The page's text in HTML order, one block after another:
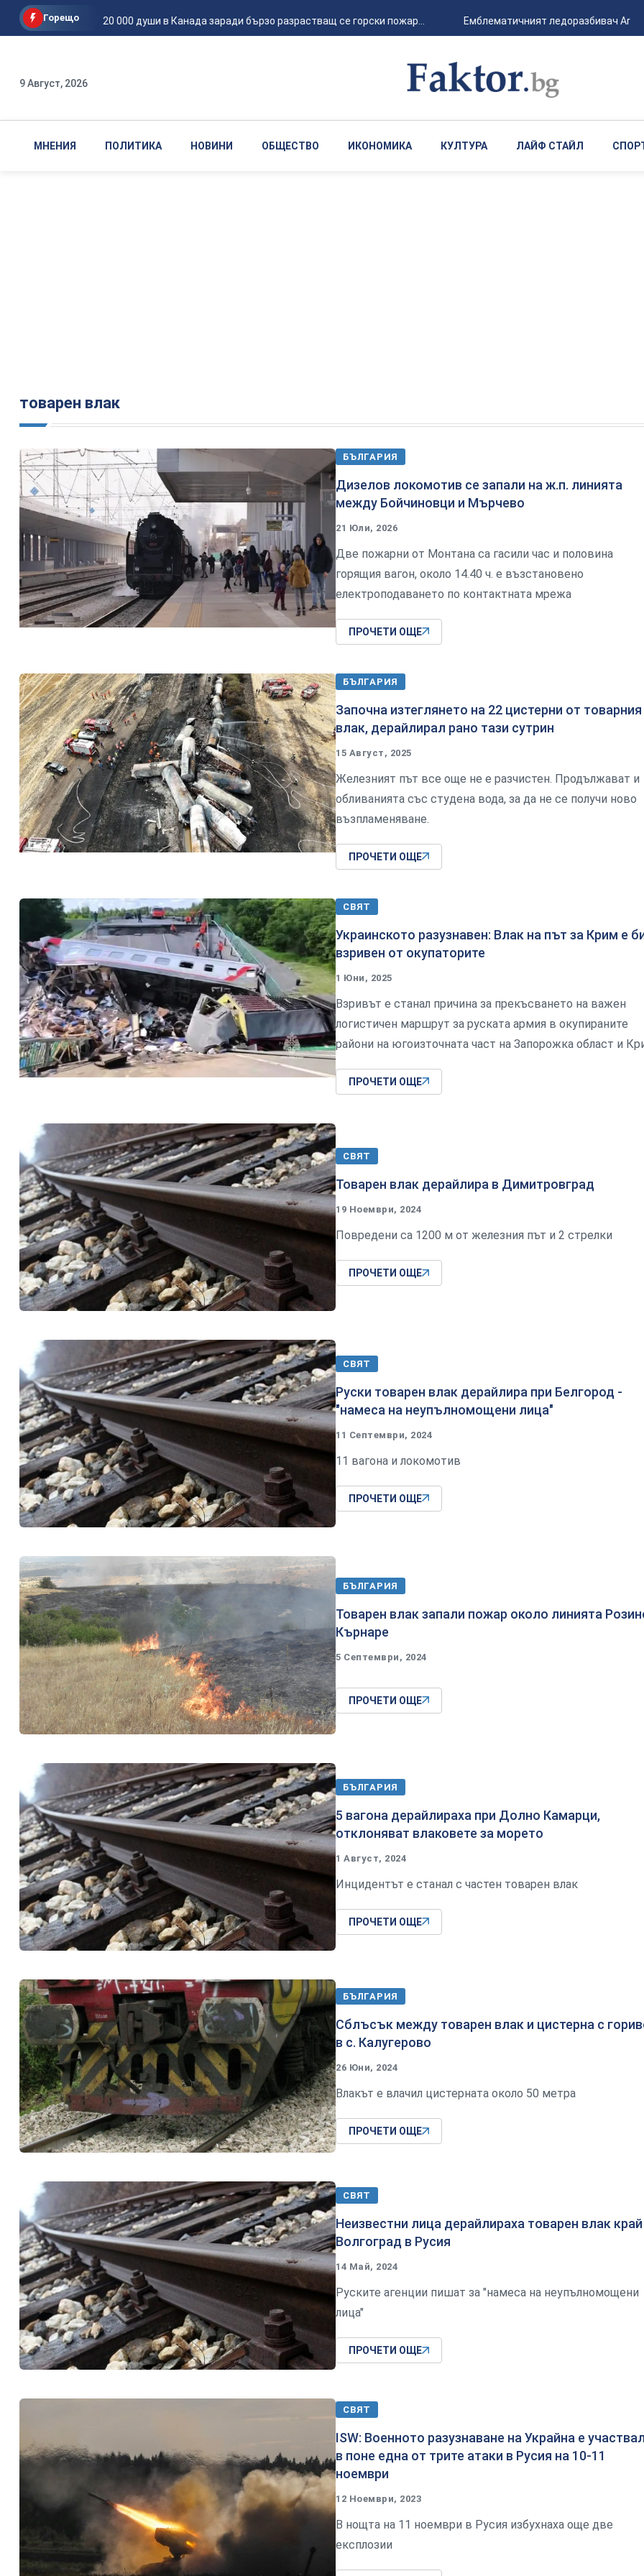
Горещо
Евакуираха 20 000 души в Канада заради бързо разрастващ се горски пожар... Емблематичният ледоразбивач Arctic
9 Август, 2026
МНЕНИЯ ПОЛИТИКА НОВИНИ ОБЩЕСТВО ИКОНОМИКА КУЛТУРА ЛАЙФ СТАЙЛ
товарен влак
БЪЛГАРИЯ
Дизелов локомотив се запали на ж.п. линията
между Бойчиновци и Мърчево
21 Юли, 2026
Две пожарни от Монтана са гасили час и половина
горящия вагон, около 14.40 ч. е възстановено
електроподаването по контактната мрежа
ПРОЧЕТИ ОЩЕ
БЪЛГАРИЯ
Започна изтеглянето на 22 цистерни от товарния
влак, дерайлирал рано тази сутрин
15 Август, 2025
Железният път все още не е разчистен. Продължават и
обливанията със студена вода, за да не се получи ново
възпламеняване.
ПРОЧЕТИ ОЩЕ
СВЯТ
Украинското разузнавен: Влак на път за Крим е
взривен от окупаторите
1 Юни, 2025
Взривът е станал причина за прекъсването на важен
логистичен маршрут за руската армия в окупираните
райони на югоизточната част на Запорожка област и
ПРОЧЕТИ ОЩЕ
СВЯТ
Товарен влак дерайлира в Димитровград
19 Ноември, 2024
Повредени са 1200 м от железния път и 2 стрелки
ПРОЧЕТИ ОЩЕ
СВЯТ
Руски товарен влак дерайлира при Белгород -
"намеса на неупълномощени лица"
11 Септември, 2024
11 вагона и локомотив
ПРОЧЕТИ ОЩЕ
БЪЛГАРИЯ
Товарен влак запали пожар около линията
Кърнаре
5 Септември, 2024
ПРОЧЕТИ ОЩЕ
БЪЛГАРИЯ
5 вагона дерайлираха при Долно Камарци,
отклоняват влаковете за морето
1 Август, 2024
Инцидентът е станал с частен товарен влак
ПРОЧЕТИ ОЩЕ
БЪЛГАРИЯ
Сблъсък между товарен влак и цистерна с
в с. Калугерово
26 Юни, 2024
Влакът е влачил цистерната около 50 метра
ПРОЧЕТИ ОЩЕ
СВЯТ
Неизвестни лица дерайлираха товарен влак край
Волгоград в Русия
14 Май, 2024
Руските агенции пишат за "намеса на неупълномощени
лица"
ПРОЧЕТИ ОЩЕ
СВЯТ
ISW: Военното разузнаване на Украйна е
в поне една от трите атаки в Русия на 10-11
ноември
12 Ноември, 2023
В нощта на 11 ноември в Русия избухнаха още две
експлозии